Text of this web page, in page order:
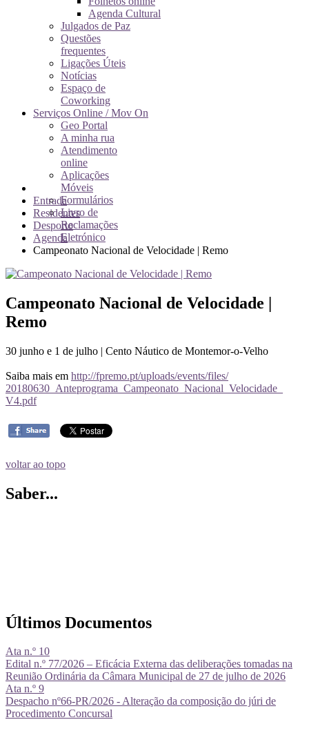
Agenda Cultural
Julgados de Paz
Questões
frequentes
Ligações Úteis
Notícias
Espaço de
Coworking
Serviços Online / Mov On
Geo Portal
A minha rua
Atendimento
online
Aplicações
Móveis
Formulários
Livro de
Reclamações
Eletrónico
Entrada
Residentes
Desporto
Agenda
Campeonato Nacional de Velocidade | Remo
Campeonato Nacional de Velocidade |
Remo
30 junho e 1 de julho | Cento Náutico de Montemor-o-Velho
Saiba mais em http://fpremo.pt/uploads/events/files/
20180630_Anteprograma_Campeonato_Nacional_Velocidade_
V4.pdf
voltar ao topo
Saber...
Últimos Documentos
Ata n.º 10
Edital n.º 77/2026 – Eficácia Externa das deliberações tomadas na
Reunião Ordinária da Câmara Municipal de 27 de julho de 2026
Ata n.º 9
Despacho nº66-PR/2026 - Alteração da composição do júri de
Procedimento Concursal